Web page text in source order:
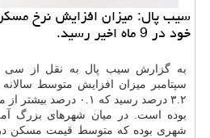
سیب پال: میزان افزایش نرخ مسكن
خود در 9 ماه اخیر رسید.
به گزارش سیب پال به نقل از سی
سپتامبر میزان افزایش متوسط
۳.۲ درصد رسید كه ۰.۱
بوده است. در میان شهرهای بزرگ
شهری بوده كه متوسط قیمت مسكن در